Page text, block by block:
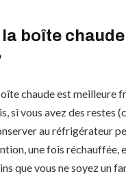
boîte
chaude est meilleure
si vous avez des restes
au réfrigérateur
une fois réchauffée,
que vous ne soyez un